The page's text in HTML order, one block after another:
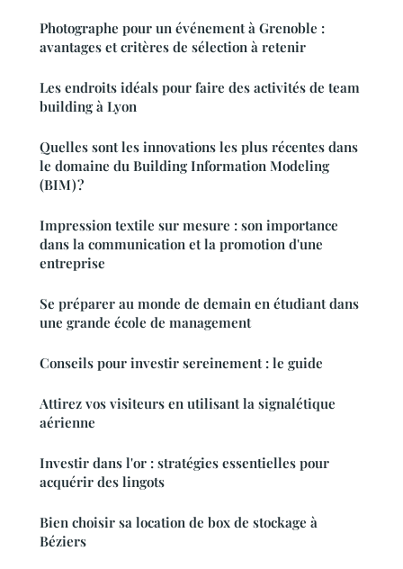
Photographe pour un événement à Grenoble :
avantages et critères de sélection à retenir
Les endroits idéals pour faire des activités de team
building à Lyon
Quelles sont les innovations les plus récentes dans
le domaine du Building Information Modeling
(BIM) ?
Impression textile sur mesure : son importance
dans la communication et la promotion d'une
entreprise
Se préparer au monde de demain en étudiant dans
une grande école de management
Conseils pour investir sereinement : le guide
Attirez vos visiteurs en utilisant la signalétique
aérienne
Investir dans l'or : stratégies essentielles pour
acquérir des lingots
Bien choisir sa location de box de stockage à
Béziers